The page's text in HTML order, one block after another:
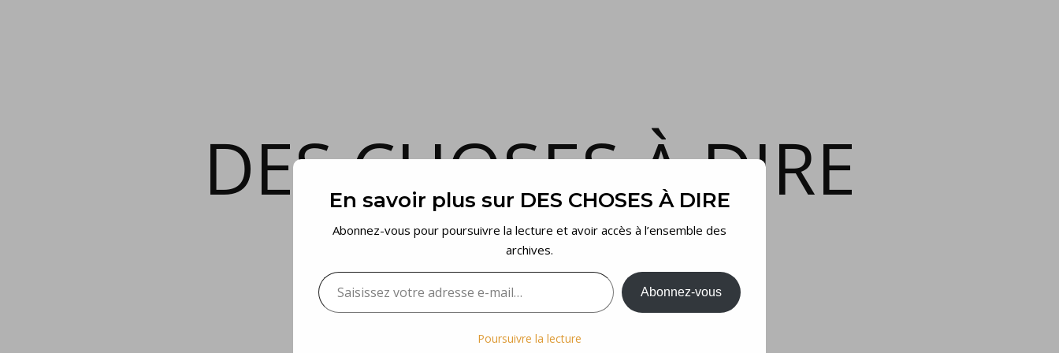
DES CHOSES À DIRE
et voilà…
En savoir plus sur DES CHOSES À DIRE
Abonnez-vous pour poursuivre la lecture et avoir accès à l’ensemble des
archives.
Saisissez votre adresse e-mail…
Abonnez-vous
Poursuivre la lecture